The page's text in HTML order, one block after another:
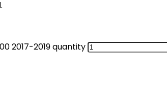
2017-2019 quantity